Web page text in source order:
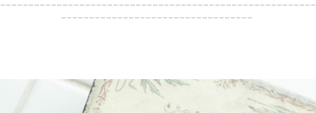
--------------------------------------------------------
----------------------------------